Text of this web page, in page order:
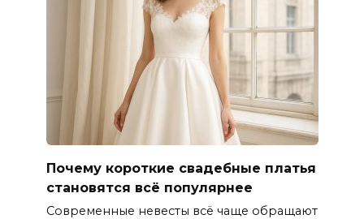
Почему короткие свадебные платья
становятся всё популярнее
Современные невесты всё чаще обращают